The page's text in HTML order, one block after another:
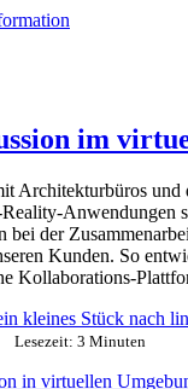
im
Architekturbüros und
Anwendungen
bei der
Kunden. So
Kollaborations-
kleines Stück nach
Lesezeit: 3 Minuten